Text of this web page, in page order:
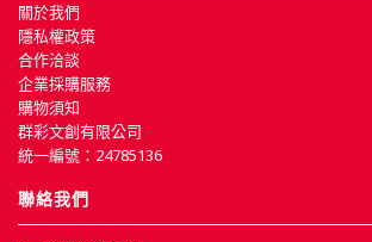
關於我們
隱私權政策
合作洽談
企業採購服務
購物須知
群彩文創有限公司
統一編號：24785136
聯絡我們